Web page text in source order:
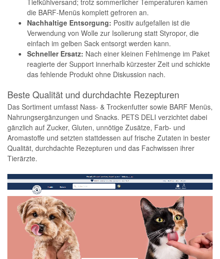
die BARF-Menüs komplett gefroren an.
Nachhaltige Entsorgung: Positiv aufgefallen ist die
Verwendung von Wolle zur Isolierung statt Styropor, die
einfach im gelben Sack entsorgt werden kann.
Schneller Ersatz: Nach einer kleinen Fehlmenge im Paket
reagierte der Support innerhalb kürzester Zeit und schickte
das fehlende Produkt ohne Diskussion nach.
Beste Qualität und durchdachte Rezepturen
Das Sortiment umfasst Nass- & Trockenfutter sowie BARF Menüs,
Nahrungsergänzungen und Snacks. PETS DELI verzichtet dabei
gänzlich auf Zucker, Gluten, unnötige Zusätze, Farb- und
Aromastoffe und setzten stattdessen auf frische Zutaten in bester
Qualität, durchdachte Rezepturen und das Fachwissen ihrer
Tierärzte.